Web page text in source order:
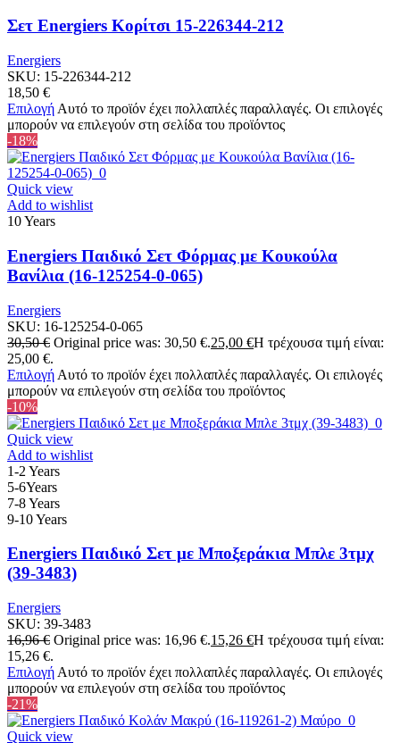
Σετ Energiers Κορίτσι 15-226344-212
Energiers
SKU: 15-226344-212
18,50 €
Επιλογή Αυτό το προϊόν έχει πολλαπλές παραλλαγές. Οι επιλογές
μπορούν να επιλεγούν στη σελίδα του προϊόντος
-18%
Quick view
Add to wishlist
10 Years
Energiers Παιδικό Σετ Φόρμας με Κουκούλα
Βανίλια (16-125254-0-065)
Energiers
SKU: 16-125254-0-065
30,50€ Original price was: 30,50 €.25,00 €Η τρέχουσα τιμή είναι:
25,00 €.
Επιλογή Αυτό το προϊόν έχει πολλαπλές παραλλαγές. Οι επιλογές
μπορούν να επιλεγούν στη σελίδα του προϊόντος
-10%
Quick view
Add to wishlist
1-2 Years
5-6Years
7-8 Years
9-10 Years
Energiers Παιδικό Σετ με Μποξεράκια Μπλε 3τμχ
(39-3483)
Energiers
SKU: 39-3483
16,96€ Original price was: 16,96 €.15,26 €Η τρέχουσα τιμή είναι:
15,26 €.
Επιλογή Αυτό το προϊόν έχει πολλαπλές παραλλαγές. Οι επιλογές
μπορούν να επιλεγούν στη σελίδα του προϊόντος
-21%
Quick view